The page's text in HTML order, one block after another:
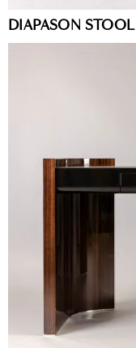
DIAPASON STOOL